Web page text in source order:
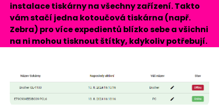
instalace tiskárny na všechny zařízení. Takto
vám stačí jedna kotoučová tiskárna (např.
Zebra) pro více expedientů blízko sebe a všichni
na ni mohou tisknout štítky, kdykoliv potřebují.